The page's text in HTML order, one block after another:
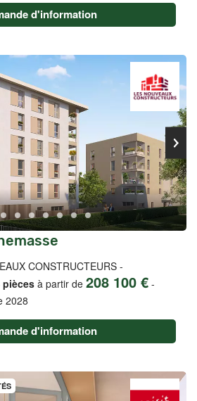
d'information
CONSTRUCTEURS -
pièces à partir de 208 100 € -
2028
d'information